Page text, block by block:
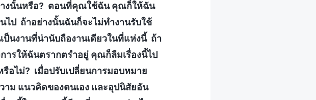
างนั้นหรือ? ตอนที่คุณใช้ฉัน คุณก็ให้ฉัน
ป ถ้าอย่างนั้นฉันก็จะไม่ทำงานรับใช้
นงานที่น่านับถืองานเดียวในที่แห่งนี้ ถ้า
รให้ฉันตรากตรำอยู่ คุณก็ลืมเรื่องนี้ไป
อไม่? เมื่อปรับเปลี่ยนการมอบหมาย
าม แนวคิดของตนเอง และอุปนิสัยอัน